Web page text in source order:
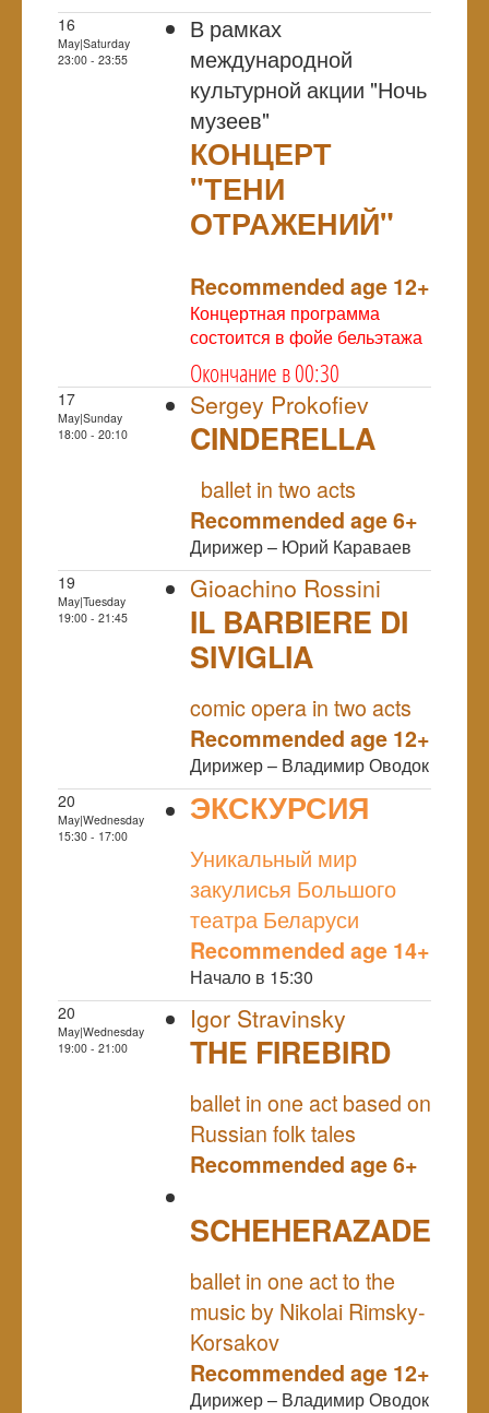
16
May|Saturday
23:00 - 23:55
В рамках
международной
культурной акции "Ночь
музеев"
КОНЦЕРТ
"ТЕНИ
ОТРАЖЕНИЙ"
Recommended age 12+
Концертная программа
состоится в фойе бельэтажа
Окончание в 00:30
17
May|Sunday
18:00 - 20:10
Sergey Prokofiev
CINDERELLA
ballet in two acts
Recommended age 6+
Дирижер – Юрий Караваев
19
May|Tuesday
19:00 - 21:45
Gioachino Rossini
IL BARBIERE DI
SIVIGLIA
comic opera in two acts
Recommended age 12+
Дирижер – Владимир Оводок
20
May|Wednesday
15:30 - 17:00
ЭКСКУРСИЯ
Уникальный мир
закулисья Большого
театра Беларуси
Recommended age 14+
Начало в 15:30
20
May|Wednesday
19:00 - 21:00
Igor Stravinsky
THE FIREBIRD
ballet in one act based on
Russian folk tales
Recommended age 6+
SCHEHERAZADE
ballet in one act to the
music by Nikolai Rimsky-
Korsakov
Recommended age 12+
Дирижер – Владимир Оводок